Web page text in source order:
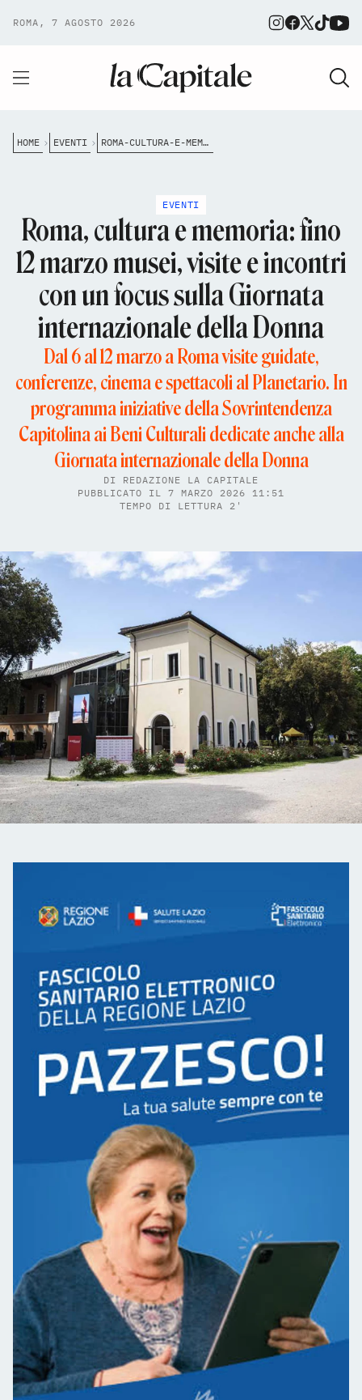
ROMA, 7 AGOSTO 2026
HOME EVENTI ROMA-CULTURA-E-MEMORIA-DAL-6-AL-12-MARZO-MUSEI-VISITE-E-INCONTRI-DEDICATI-ANCHE-ALLE-DONNE
EVENTI
Roma, cultura e memoria: fino
12 marzo musei, visite e incontri
con un focus sulla Giornata
internazionale della Donna
Dal 6 al 12 marzo a Roma visite guidate,
conferenze, cinema e spettacoli al Planetario. In
programma iniziative della Sovrintendenza
Capitolina ai Beni Culturali dedicate anche alla
Giornata internazionale della Donna
DI REDAZIONE LA CAPITALE
PUBBLICATO IL 7 MARZO 2026 11:51
TEMPO DI LETTURA 2'